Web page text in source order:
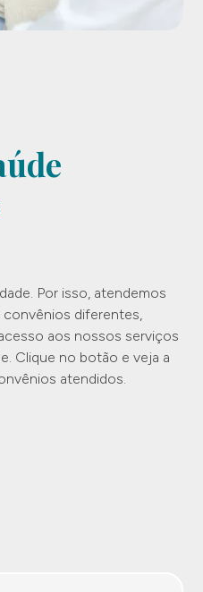
Por isso, atendemos
convênios diferentes,
aos nossos serviços
Clique no botão e veja a
atendidos.